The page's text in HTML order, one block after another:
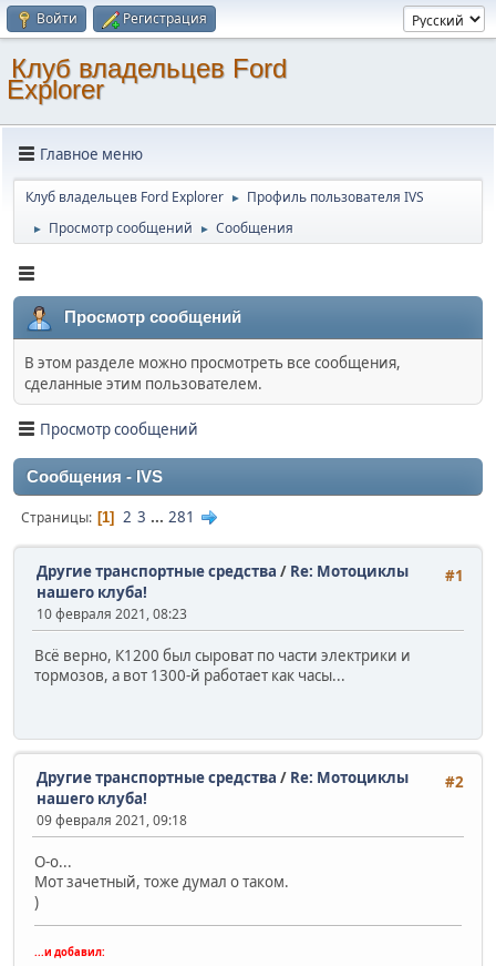
Войти Регистрация
Клуб владельцев Ford
Explorer
Главное меню
Клуб владельцев Ford Explorer ► Профиль пользователя IVS
► Просмотр сообщений ► Сообщения
Просмотр сообщений
В этом разделе можно просмотреть все сообщения,
сделанные этим пользователем.
Просмотр сообщений
Сообщения - IVS
Страницы 1 2 3 ... 281
#1
Другие транспортные средства / Re: Мотоциклы
нашего клуба!
10 февраля 2021, 08:23
Всё верно, К1200 был сыроват по части электрики и
тормозов, а вот 1300-й работает как часы...
#2
Другие транспортные средства / Re: Мотоциклы
нашего клуба!
09 февраля 2021, 09:18
О-о...
Мот зачетный, тоже думал о таком.
)
...и добавил: